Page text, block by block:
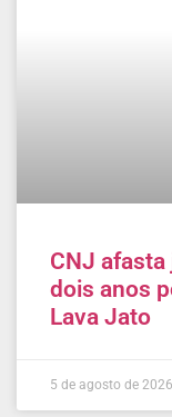
CNJ
dois anos
Lava Jato
5 de agosto de 2026